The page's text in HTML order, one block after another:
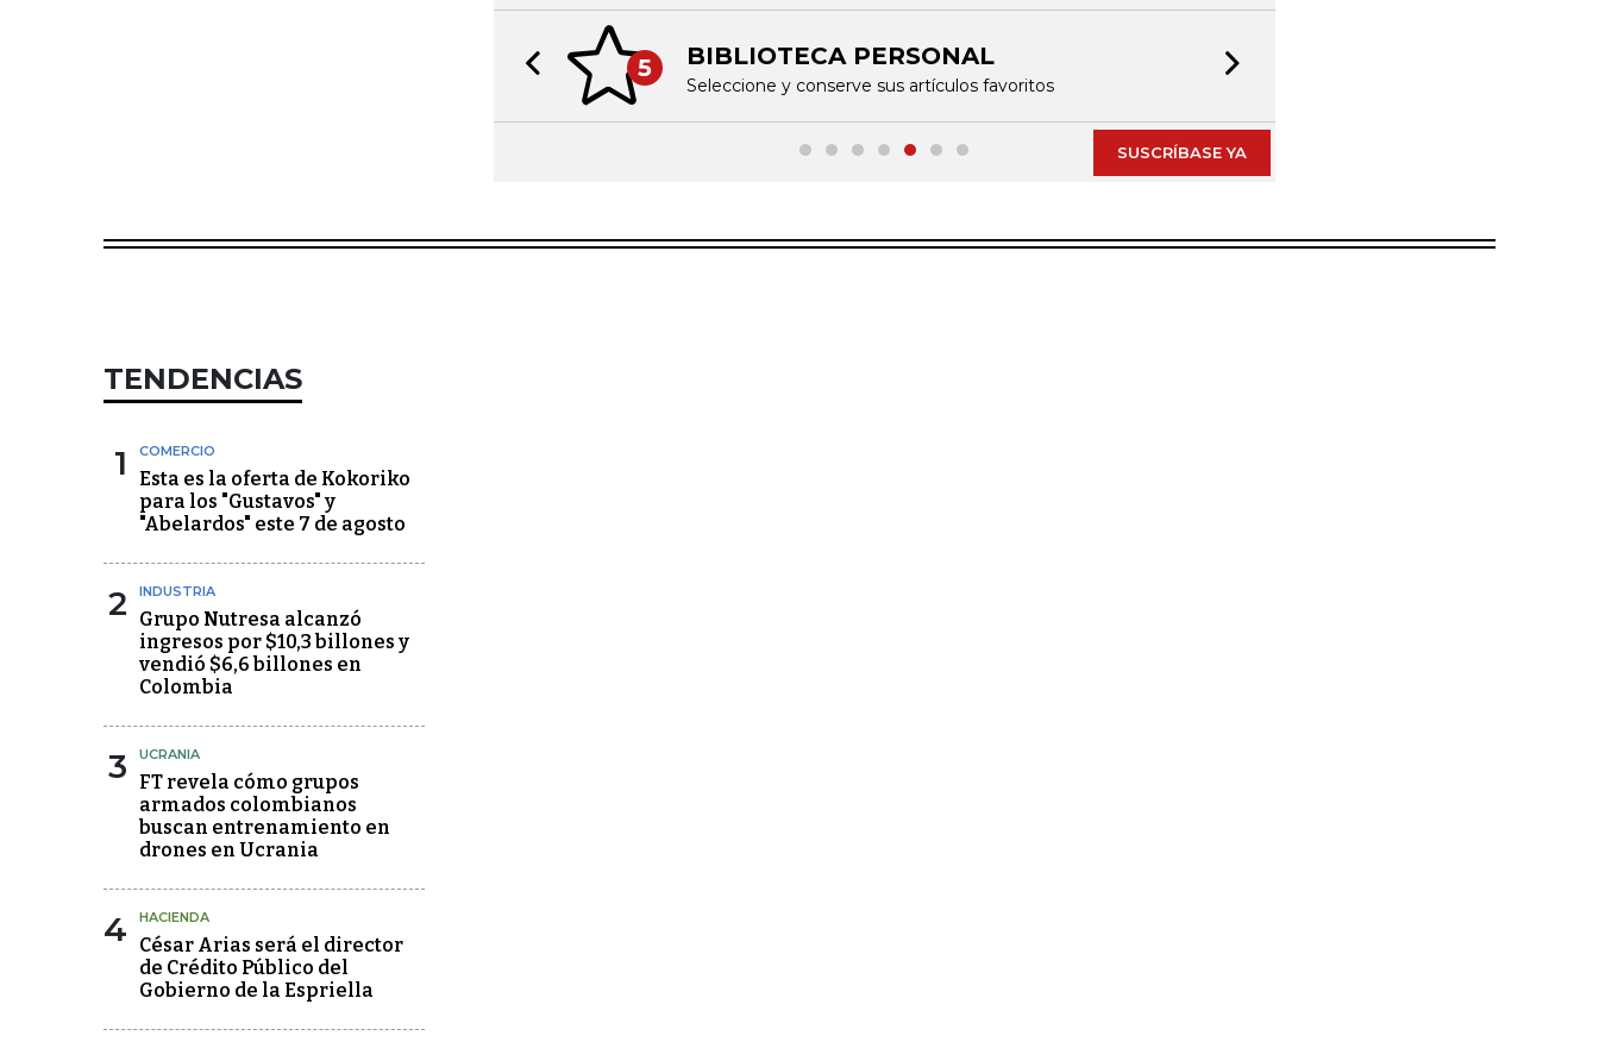
5 BIBLIOTECA PERSONAL
Seleccione y conserve sus artículos favoritos
Previous slide
SUSCRÍBASE YA
TENDENCIAS
1 COMERCIO
Esta es la oferta de Kokoriko
para los "Gustavos" y
"Abelardos" este 7 de agosto
2 INDUSTRIA
Grupo Nutresa alcanzó
ingresos por $10,3 billones y
vendió $6,6 billones en
Colombia
3 UCRANIA
FT revela cómo grupos
armados colombianos
buscan entrenamiento en
drones en Ucrania
4 HACIENDA
César Arias será el director
de Crédito Público del
Gobierno de la Espriella